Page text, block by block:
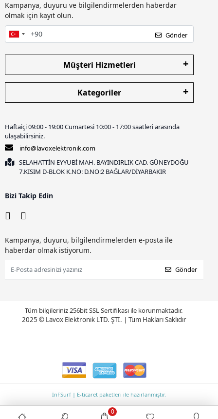
Kampanya, duyuru ve bilgilendirmelerden haberdar
olmak için kayıt olun.
Gönder
Müşteri Hizmetleri
Kategoriler
Haftaiçi 09:00 - 19:00 Cumartesi 10:00 - 17:00 saatleri arasında
ulaşabilirsiniz.
info@lavoxelektronik.com
SELAHATTİN EYYUBİ MAH. BAYINDIRLIK CAD. GÜNEYDOĞU
7.KISIM D-BLOK K.NO: D.NO:2 BAĞLAR/DİYARBAKIR
Bizi Takip Edin
Kampanya, duyuru, bilgilendirmelerden e-posta ile
haberdar olmak istiyorum.
Gönder
Tüm bilgileriniz 256bit SSL Sertifikası ile korunmaktadır.
2025 © Lavox Elektronik LTD. ŞTİ. | Tüm Hakları Saklıdır
0
İnFSurf | E-ticaret paketleri ile hazırlanmıştır.